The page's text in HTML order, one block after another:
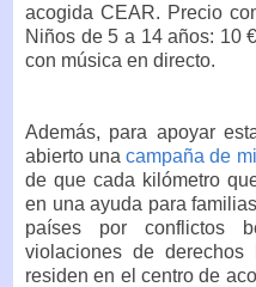
acogida CEAR. Precio
Niños de 5 a 14 años: 10
con música en directo.
Además, para apoyar
abierto unacampaña de
de que cada kilómetro
en una ayuda para
países por conflictos
violaciones de derechos
residen en el centro de